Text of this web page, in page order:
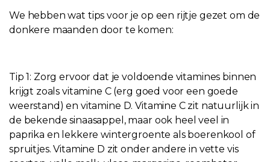
We hebben wat tips voor je op een rijtje gezet om de
donkere maanden door te komen:
Tip 1: Zorg ervoor dat je voldoende vitamines binnen
krijgt zoals vitamine C (erg goed voor een goede
weerstand) en vitamine D. Vitamine C zit natuurlijk in
de bekende sinaasappel, maar ook heel veel in
paprika en lekkere wintergroente als boerenkool of
spruitjes. Vitamine D zit onder andere in vette vis